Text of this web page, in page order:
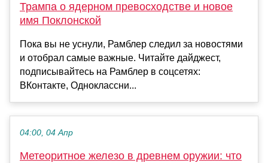
Трампа о ядерном превосходстве и новое
имя Поклонской
Пока вы не уснули, Рамблер следил за новостями
и отобрал самые важные. Читайте дайджест,
подписывайтесь на Рамблер в соцсетях:
ВКонтакте, Одноклассни...
04:00, 04 Апр
Метеоритное железо в древнем оружии: что